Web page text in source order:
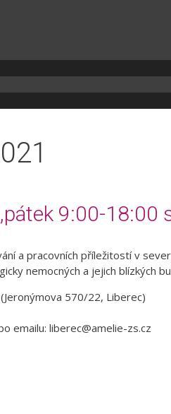
9:00-18:00
a pracovních příležitostí v
nemocných a jejich blízkých
570/22, Liberec)
emailu: liberec@amelie-zs.cz